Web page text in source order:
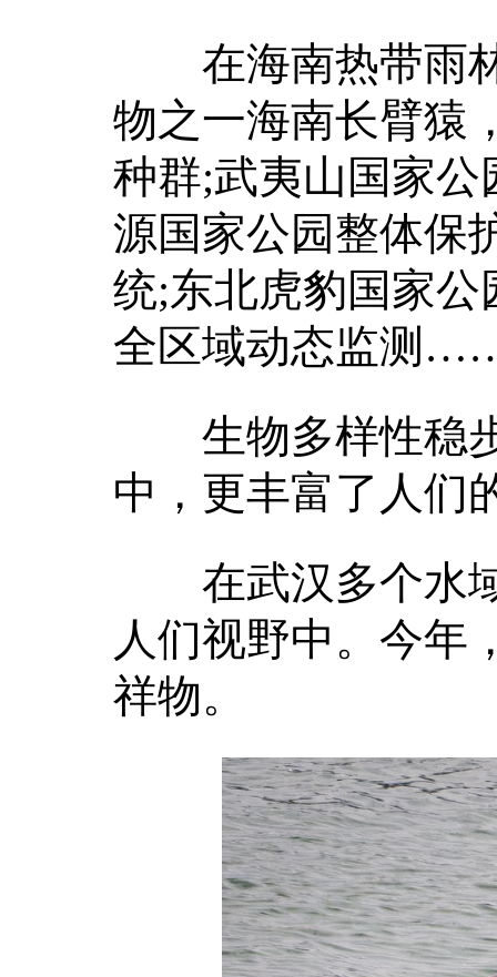
在海南热带雨林
物之一海南长臂猿
种群;武夷山国家
源国家公园整体保
统;东北虎豹国家
全区域动态监测
生物多样性稳步
中，更丰富了人们
在武汉多个水域
人们视野中。今年
祥物。